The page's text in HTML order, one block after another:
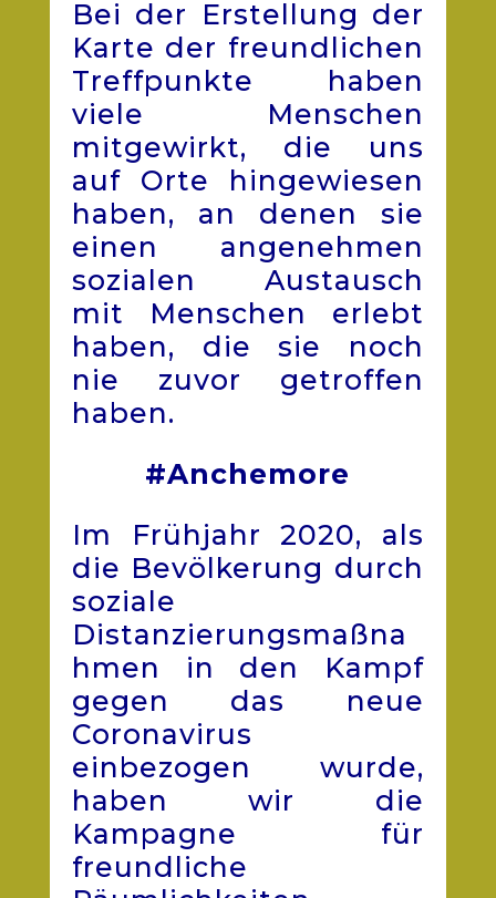
Bei der Erstellung der
Karte der freundlichen
Treffpunkte haben
viele Menschen
mitgewirkt, die uns
auf Orte hingewiesen
haben, an denen sie
einen angenehmen
sozialen Austausch
mit Menschen erlebt
haben, die sie noch
nie zuvor getroffen
haben.
#Anchemore
Im Frühjahr 2020, als
die Bevölkerung durch
soziale
Distanzierungsmaßna
hmen in den Kampf
gegen das neue
Coronavirus
einbezogen wurde,
haben wir die
Kampagne für
freundliche